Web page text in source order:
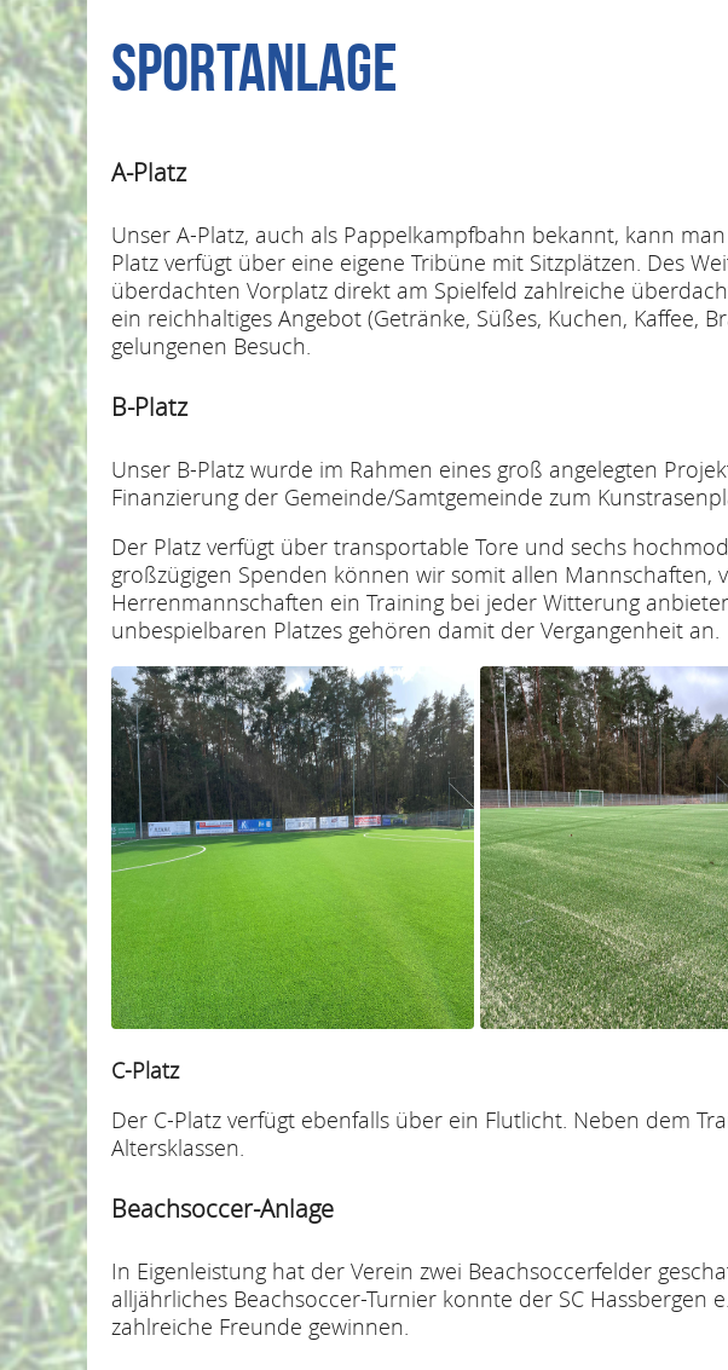
Sportanlage
A-Platz
Unser A-Platz, auch als Pappelkampfbahn bekannt, kann
Platz verfügt über eine eigene Tribüne mit Sitzplätzen. Des
überdachten Vorplatz direkt am Spielfeld zahlreiche
ein reichhaltiges Angebot (Getränke, Süßes, Kuchen, Kaffee,
gelungenen Besuch.
B-Platz
Unser B-Platz wurde im Rahmen eines groß angelegten
Finanzierung der Gemeinde/Samtgemeinde zum
Der Platz verfügt über transportable Tore und sechs
großzügigen Spenden können wir somit allen Mannschaften,
Herrenmannschaften ein Training bei jeder Witterung
unbespielbaren Platzes gehören damit der Vergangenheit an.
C-Platz
Der C-Platz verfügt ebenfalls über ein Flutlicht. Neben dem
Altersklassen.
Beachsoccer-Anlage
In Eigenleistung hat der Verein zwei Beachsoccerfelder
alljährliches Beachsoccer-Turnier konnte der SC
zahlreiche Freunde gewinnen.